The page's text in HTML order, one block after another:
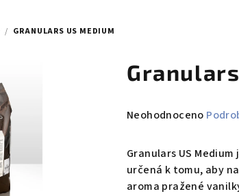
/ GRANULARS US MEDIUM
Průměrné
produktu
Neohodnoceno
Granulars US
určená k tomu, aby
aroma pražené